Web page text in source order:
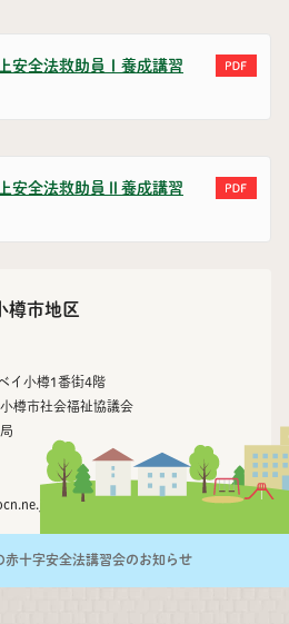
安全法救助員Ⅰ養成講習
安全法救助員Ⅱ養成講習
樽市地区
イ小樽1番街4階
樽市社会福祉協議会
赤十字安全法講習会のお知らせ